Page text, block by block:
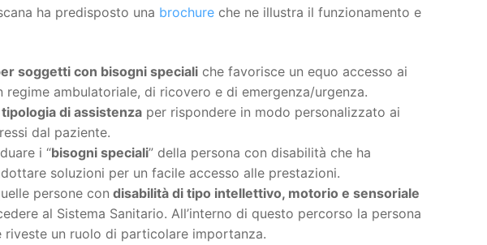
ha predisposto una brochure che ne illustra il funzionamento e
soggetti con bisogni speciali che favorisce un equo accesso ai
ambulatoriale, di ricovero e di emergenza/urgenza.
di assistenza per rispondere in modo personalizzato ai
dal paziente.
i “bisogni speciali” della persona con disabilità che ha
soluzioni per un facile accesso alle prestazioni.
persone con disabilità di tipo intellettivo, motorio e sensoriale
al Sistema Sanitario. All’interno di questo percorso la persona
un ruolo di particolare importanza.